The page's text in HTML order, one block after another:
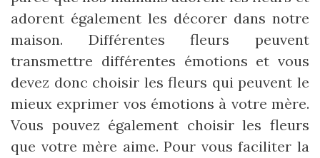
adorent également les décorer dans notre
maison. Différentes fleurs peuvent
transmettre différentes émotions et vous
devez donc choisir les fleurs qui peuvent le
mieux exprimer vos émotions à votre mère.
Vous pouvez également choisir les fleurs
que votre mère aime. Pour vous faciliter la